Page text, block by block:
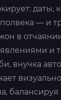
даты,
— и
в
и
внучка